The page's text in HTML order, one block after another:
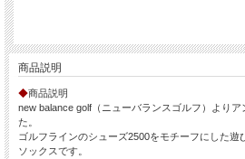
商品説明
◆商品説明
new balance golf（ニューバランスゴルフ）より
た。
ゴルフラインのシューズ2500をモチーフにした遊
ソックスです。